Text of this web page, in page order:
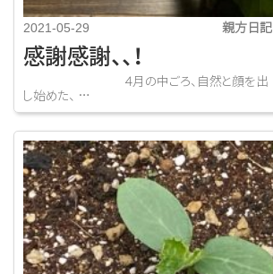
親方日記
2021-05-29
感謝感謝、、！
４月の中ごろ、自然と顔を出
し始めた、 …